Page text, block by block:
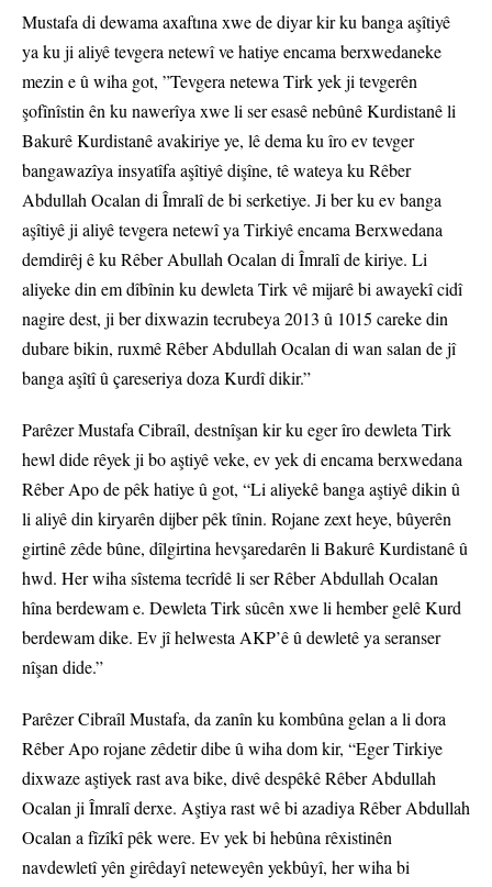
Mustafa di dewama axaftına xwe de diyar kir ku banga aşîtiyê
ya ku ji aliyê tevgera netewî ve hatiye encama berxwedaneke
mezin e û wiha got, ”Tevgera netewa Tirk yek ji tevgerên
şofînîstin ên ku nawerîya xwe li ser esasê nebûnê Kurdistanê li
Bakurê Kurdistanê avakiriye ye, lê dema ku îro ev tevger
bangawazîya insyatîfa aşîtiyê dişîne, tê wateya ku Rêber
Abdullah Ocalan di Îmralî de bi serketiye. Ji ber ku ev banga
aşîtiyê ji aliyê tevgera netewî ya Tirkiyê encama Berxwedana
demdirêj ê ku Rêber Abullah Ocalan di Îmralî de kiriye. Li
aliyeke din em dîbînin ku dewleta Tirk vê mijarê bi awayekî cidî
nagire dest, ji ber dixwazin tecrubeya 2013 û 1015 careke din
dubare bikin, ruxmê Rêber Abdullah Ocalan di wan salan de jî
banga aşîtî û çareseriya doza Kurdî dikir.”
Parêzer Mustafa Cibraîl, destnîşan kir ku eger îro dewleta Tirk
hewl dide rêyek ji bo aştiyê veke, ev yek di encama berxwedana
Rêber Apo de pêk hatiye û got, “Li aliyekê banga aştiyê dikin û
li aliyê din kiryarên dijber pêk tînin. Rojane zext heye, bûyerên
girtinê zêde bûne, dîlgirtina hevşaredarên li Bakurê Kurdistanê û
hwd. Her wiha sîstema tecrîdê li ser Rêber Abdullah Ocalan
hîna berdewam e. Dewleta Tirk sûcên xwe li hember gelê Kurd
berdewam dike. Ev jî helwesta AKP’ê û dewletê ya seranser
nîşan dide.”
Parêzer Cibraîl Mustafa, da zanîn ku kombûna gelan a li dora
Rêber Apo rojane zêdetir dibe û wiha dom kir, “Eger Tirkiye
dixwaze aştiyek rast ava bike, divê despêkê Rêber Abdullah
Ocalan ji Îmralî derxe. Aştiya rast wê bi azadiya Rêber Abdullah
Ocalan a fîzîkî pêk were. Ev yek bi hebûna rêxistinên
navdewletî yên girêdayî neteweyên yekbûyî, her wiha bi